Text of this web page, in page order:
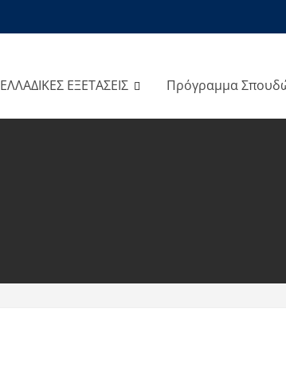
ΕΞΕΤΑΣΕΙΣ Πρόγραμμα